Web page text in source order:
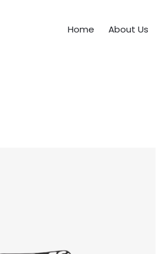
Home About Us